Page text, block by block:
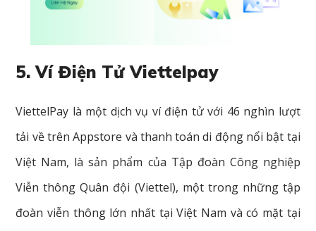
5. Ví Điện Tử Viettelpay
ViettelPay là một dịch vụ ví điện tử với 46 nghìn lượt
tải về trên Appstore và thanh toán di động nổi bật tại
Việt Nam, là sản phẩm của Tập đoàn Công nghiệp
Viễn thông Quân đội (Viettel), một trong những tập
đoàn viễn thông lớn nhất tại Việt Nam và có mặt tại